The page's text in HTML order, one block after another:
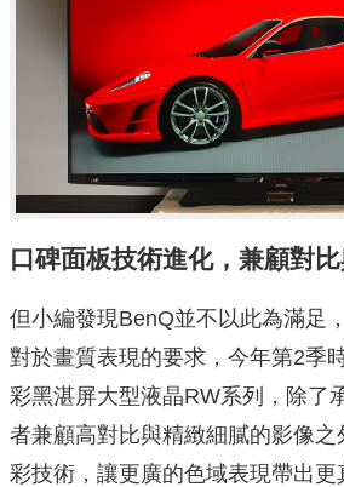
口碑面板技術進化，兼顧對
但小編發現BenQ並不以此為滿足
對於畫質表現的要求，今年第2季
彩黑湛屏大型液晶RW系列，除了
者兼顧高對比與精緻細膩的影像
彩技術，讓更廣的色域表現帶出